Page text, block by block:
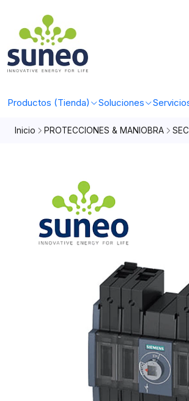
Productos (Tienda) Soluciones
Inicio PROTECCIONES & MANIOBRA